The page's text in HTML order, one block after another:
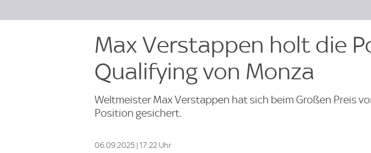
Max Verstappen holt die
Qualifying von Monza
Weltmeister Max Verstappen hat sich beim Großen Preis
Position gesichert.
06.09.2025 | 17:22 Uhr